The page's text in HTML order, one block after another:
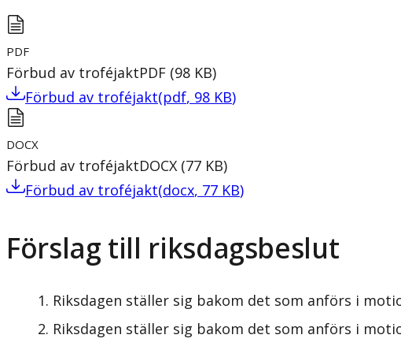
PDF
Förbud av troféjaktPDF (98 KB)
Förbud av troféjakt(pdf, 98 KB)
DOCX
Förbud av troféjaktDOCX (77 KB)
Förbud av troféjakt(docx, 77 KB)
Förslag till riksdagsbeslut
Riksdagen ställer sig bakom det som anförs i
Riksdagen ställer sig bakom det som anförs i